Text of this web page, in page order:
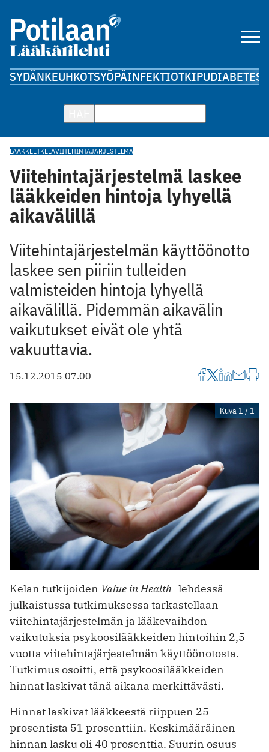
SYDÄNKEUHKOTSYÖPÄINFEKTIOTKIPUDIABETES
LÄÄKKEETKELAVIITEHINTAJÄRJESTELMÄ
Viitehintajärjestelmä laskee
lääkkeiden hintoja lyhyellä
aikavälillä
Viitehintajärjestelmän käyttöönotto
laskee sen piiriin tulleiden
valmisteiden hintoja lyhyellä
aikavälillä. Pidemmän aikavälin
vaikutukset eivät ole yhtä
vakuuttavia.
15.12.2015 07.00
Kuva 1 / 1
Kelan tutkijoiden Value in Health -lehdessä
julkaistussa tutkimuksessa tarkastellaan
viitehintajärjestelmän ja lääkevaihdon
vaikutuksia psykoosilääkkeiden hintoihin 2,5
vuotta viitehintajärjestelmän käyttöönotosta.
Tutkimus osoitti, että psykoosilääkkeiden
hinnat laskivat tänä aikana merkittävästi.
Hinnat laskivat lääkkeestä riippuen 25
prosentista 51 prosenttiin. Keskimääräinen
hinnan lasku oli 40 prosenttia. Suurin osuus